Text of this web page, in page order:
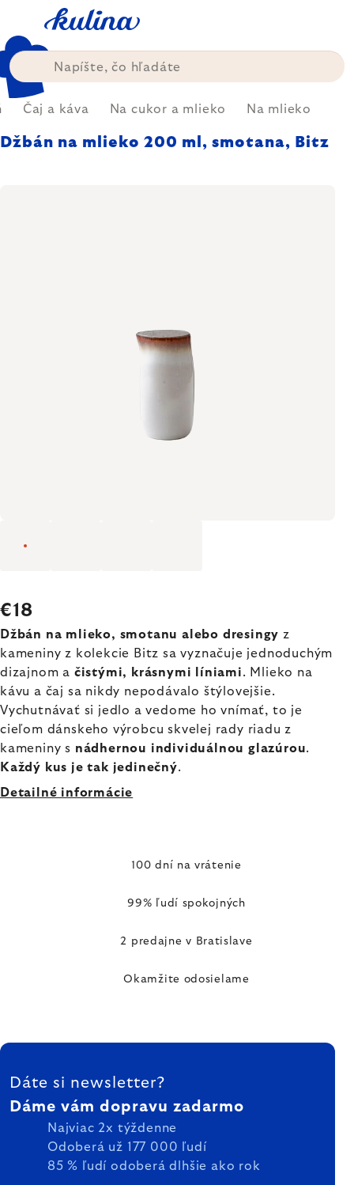
obsah
Čaj a káva Na cukor a mlieko Na mlieko
Džbán na mlieko 200 ml, smotana, Bitz
€18
Džbán na mlieko, smotanu alebo dresingy z
kameniny z kolekcie Bitz sa vyznačuje jednoduchým
dizajnom a čistými, krásnymi líniami. Mlieko na
kávu a čaj sa nikdy nepodávalo štýlovejšie.
Vychutnávať si jedlo a vedome ho vnímať, to je
cieľom dánskeho výrobcu skvelej rady riadu z
kameniny s nádhernou individuálnou glazúrou.
Každý kus je tak jedinečný.
Detailné informácie
100 dní na vrátenie
99% ľudí spokojných
2 predajne v Bratislave
Okamžite odosielame
ZÁPÄTIE
Dáte si newsletter?
Dáme vám dopravu zadarmo
Najviac 2x týždenne
Odoberá už 177 000 ľudí
85 % ľudí odoberá dlhšie ako rok